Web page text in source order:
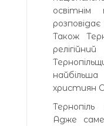
Також
християн
Адже